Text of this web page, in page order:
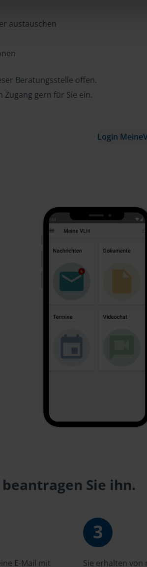
austauschen
Beratungsstelle offen.
gern für Sie ein.
Login
Sie ihn.
E-Mail mit
3
Sie erhalten von